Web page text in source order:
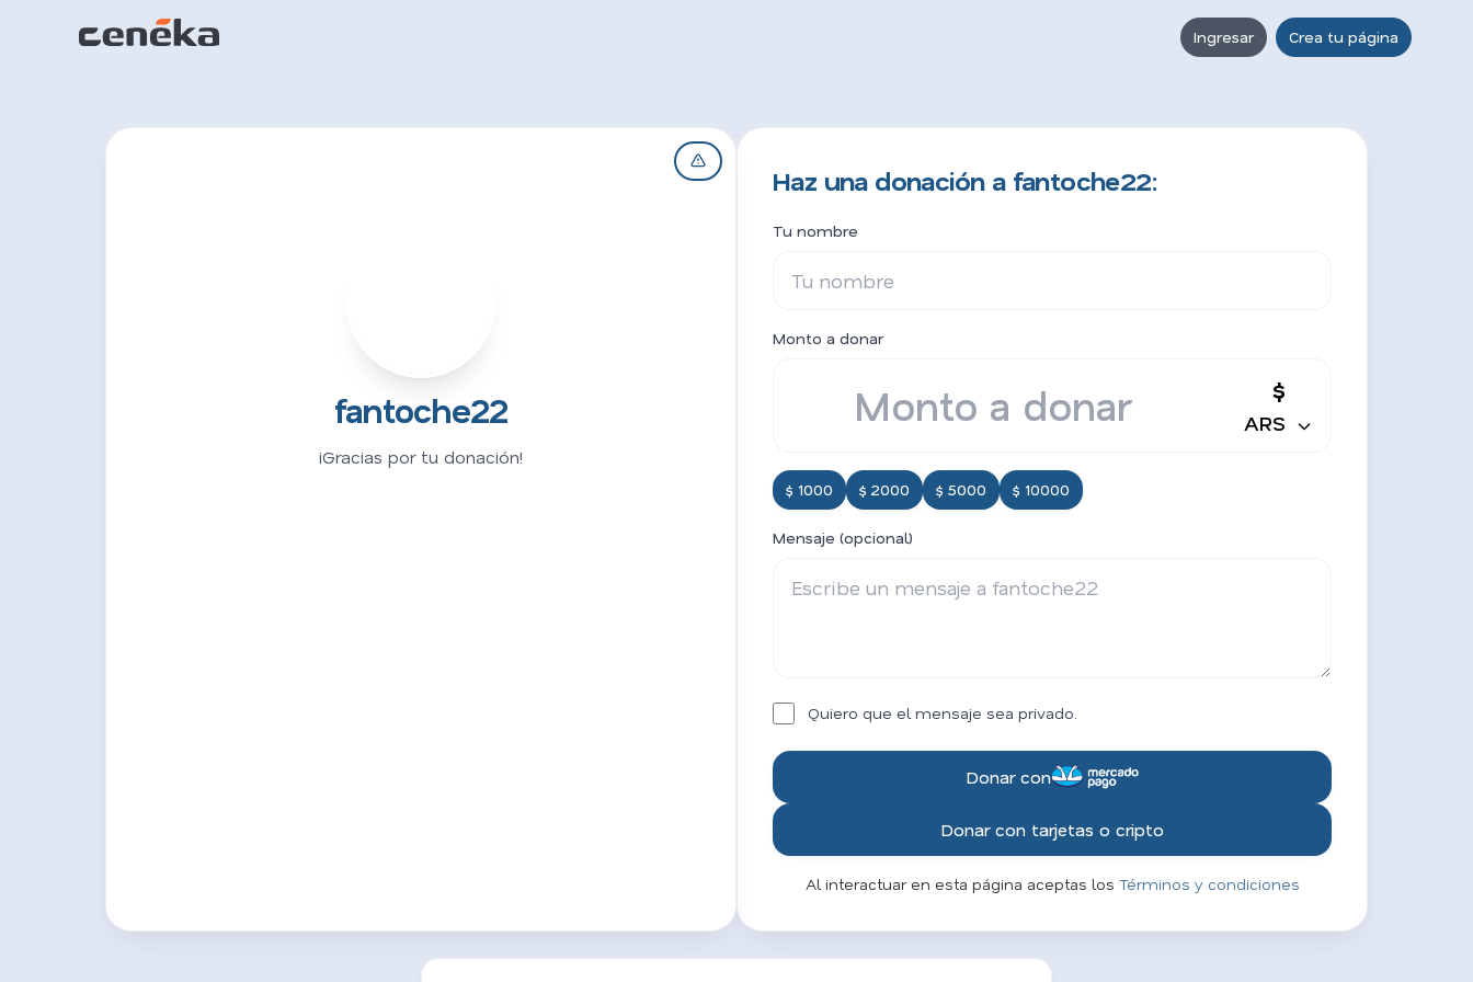
Ingresar Crea tu página
fantoche22
¡Gracias por tu donación!
Haz una donación a fantoche22:
Tu nombre
Monto a donar
$
ARS
$ 1000 $ 2000 $ 5000 $ 10000
Mensaje (opcional)
Quiero que el mensaje sea privado.
Donar con
Donar con tarjetas o cripto
Al interactuar en esta página aceptas los Términos y condiciones